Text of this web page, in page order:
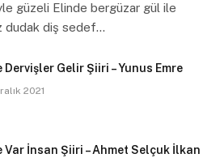
güzeli Elinde bergüzar gül ile
dudak diş sedef…
Dervişler Gelir Şiiri – Yunus Emre
2021
Var İnsan Şiiri – Ahmet Selçuk İlkan